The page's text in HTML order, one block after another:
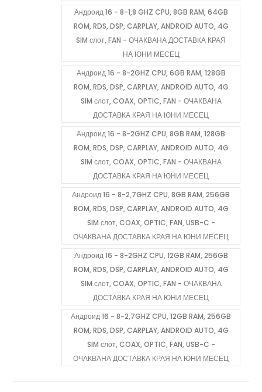
Андроид 16 - 8-1,8 GHZ CPU, 8GB RAM, 64GB
ROM, RDS, DSP, CARPLAY, ANDROID AUTO, 4G
SIM слот, FAN - ОЧАКВАНА ДОСТАВКА КРАЯ
НА ЮНИ МЕСЕЦ
Андроид 16 - 8-2GHZ CPU, 6GB RAM, 128GB
ROM, RDS, DSP, CARPLAY, ANDROID AUTO, 4G
SIM слот, COAX, OPTIC, FAN - ОЧАКВАНА
ДОСТАВКА КРАЯ НА ЮНИ МЕСЕЦ
Андроид 16 - 8-2GHZ CPU, 8GB RAM, 128GB
ROM, RDS, DSP, CARPLAY, ANDROID AUTO, 4G
SIM слот, COAX, OPTIC, FAN - ОЧАКВАНА
ДОСТАВКА КРАЯ НА ЮНИ МЕСЕЦ
Андроид 16 - 8-2,7GHZ CPU, 8GB RAM, 256GB
ROM, RDS, DSP, CARPLAY, ANDROID AUTO, 4G
SIM слот, COAX, OPTIC, FAN, USB-C -
ОЧАКВАНА ДОСТАВКА КРАЯ НА ЮНИ МЕСЕЦ
Андроид 16 - 8-2GHZ CPU, 12GB RAM, 256GB
ROM, RDS, DSP, CARPLAY, ANDROID AUTO, 4G
SIM слот, COAX, OPTIC, FAN - ОЧАКВАНА
ДОСТАВКА КРАЯ НА ЮНИ МЕСЕЦ
Андроид 16 - 8-2,7GHZ CPU, 12GB RAM, 256GB
ROM, RDS, DSP, CARPLAY, ANDROID AUTO, 4G
SIM слот, COAX, OPTIC, FAN, USB-C -
ОЧАКВАНА ДОСТАВКА КРАЯ НА ЮНИ МЕСЕЦ